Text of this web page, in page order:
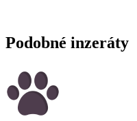
Podobné inzeráty